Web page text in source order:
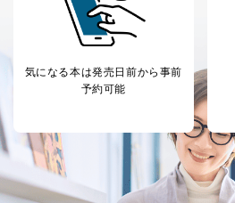
気になる本は発売日前から事前
予約可能